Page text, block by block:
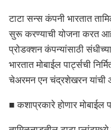
टाटा सन्स कंपनी भारतात
सुरू करण्याची योजना करत
प्रोडक्शन कंपन्यांसाठी
भारतात मोबाईल पार्ट्सची
चेअरमन एन चंद्रशेखरन यांची
■ कशाप्रकारे होणार मोबाईल